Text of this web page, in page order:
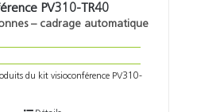
PV310-TR40
– cadrage automatique
du kit visioconférence PV310-